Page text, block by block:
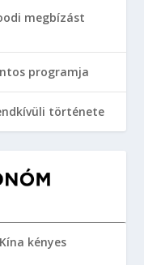
megbízást
programja
története
kényes